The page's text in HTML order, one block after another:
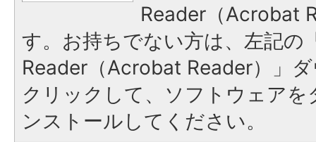
Reader（Acrobat
す。お持ちでない方は、左記の
Reader（Acrobat Reader）」
クリックして、ソフトウェア
ンストールしてください。